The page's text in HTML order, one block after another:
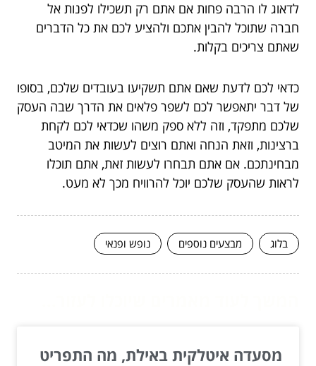
לדאוג לו הרבה פחות אם אתם רק תשכילו לפנות אל
חברה שתוכל להבין אתכם ולהציע לכם את כל הדברים
שאתם צריכים בקלות.
כדאי לכם לדעת שאם אתם תשקיעו בעובדים שלכם, בסופו
של דבר יתאפשר לכם לשפר פלאים את הדרך שבה העסק
שלכם מתפקד, וזה ללא ספק משהו שכדאי לכם לקחת
ברצינות, וזאת הנחה ואתם רוצים לעשות את המיטב
מבחינתכם. אם אתם תבחרו לעשות זאת, אתם תוכלו
לראות שהעסק שלכם יוכל להרוויח מכך לא מעט.
בלוג מבצעים נוספים נופש ופנאי
מסעדה איטלקית באילת, מה התפריט